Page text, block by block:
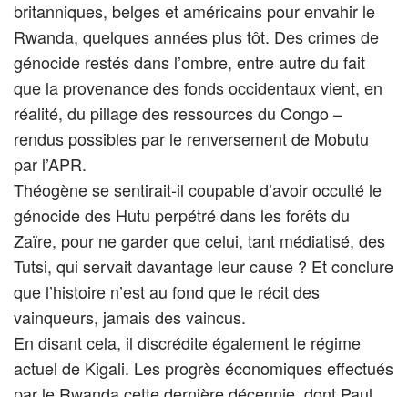
britanniques, belges et américains pour envahir le
Rwanda, quelques années plus tôt. Des crimes de
génocide restés dans l’ombre, entre autre du fait
que la provenance des fonds occidentaux vient, en
réalité, du pillage des ressources du Congo –
rendus possibles par le renversement de Mobutu
par l’APR.
Théogène se sentirait-il coupable d’avoir occulté le
génocide des Hutu perpétré dans les forêts du
Zaïre, pour ne garder que celui, tant médiatisé, des
Tutsi, qui servait davantage leur cause ? Et conclure
que l’histoire n’est au fond que le récit des
vainqueurs, jamais des vaincus.
En disant cela, il discrédite également le régime
actuel de Kigali. Les progrès économiques effectués